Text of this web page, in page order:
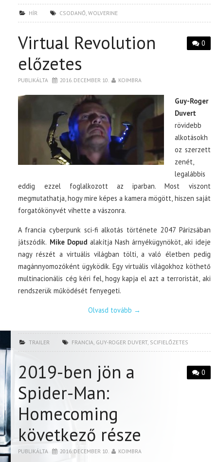
HÍR CSODANŐ ,WOLVERINE
0
Virtual Revolution
előzetes
PUBLIKÁLTA 2016. DECEMBER 10. KOIMBRA
Guy-Roger
Duvert
rövidebb
alkotásokh
oz szerzett
zenét,
legalábbis
eddig ezzel foglalkozott az iparban. Most viszont
megmutathatja, hogy mire képes a kamera mögött, hiszen saját
forgatókönyvét vihette a vászonra.
A francia cyberpunk sci-fi alkotás története 2047 Párizsában
játszódik. Mike Dopud alakítja Nash árnyékügynököt, aki ideje
nagy részét a virtuális világban tölti, a való életben pedig
magánnyomozóként ügyködik. Egy virtuális világokhoz köthető
multinacionális cég kéri fel, hogy kapja el azt a terroristát, aki
rendszerük működését fenyegeti.
Olvasd tovább →
TRAILER FRANCIA GUY-ROGER DUVERT, SCIFIELŐZETES
0
2019-ben jön a
Spider-Man:
Homecoming
következő része
PUBLIKÁLTA 2016. DECEMBER 10. KOIMBRA